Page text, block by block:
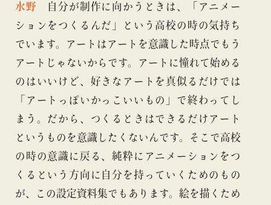
水野
自分が制作に向かうときは、「アニメー
ションをつくるんだ」という高校の時の気持ち
でいます。アートはアートを意識した時点でもう
アートじゃないからです。アートに憧れて始める
のはいいけど、好きなアートを真似るだけでは
「アートっぽいかっこいいもの」で終わってし
まう。だから、つくるときはできるだけアート
というものを意識したくないんです。そこで高校
の時の意識に戻る、純粋にアニメーションをつ
くるという方向に自分を持っていくためのもの
が、この設定資料集でもあります。絵を描くため